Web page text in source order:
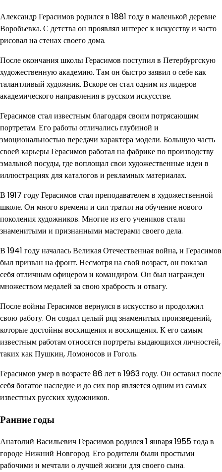
Александр Герасимов родился в 1881 году в маленькой деревне
Воробьевка. С детства он проявлял интерес к искусству и часто
рисовал на стенах своего дома.
После окончания школы Герасимов поступил в Петербургскую
художественную академию. Там он быстро заявил о себе как
талантливый художник. Вскоре он стал одним из лидеров
академического направления в русском искусстве.
Герасимов стал известным благодаря своим потрясающим
портретам. Его работы отличались глубиной и
эмоциональностью передачи характера модели. Большую часть
своей карьеры Герасимов работал на фабрике по производству
эмальной посуды, где воплощал свои художественные идеи в
иллюстрациях для каталогов и рекламных материалах.
В 1917 году Герасимов стал преподавателем в художественной
школе. Он много времени и сил тратил на обучение нового
поколения художников. Многие из его учеников стали
знаменитыми и признанными мастерами своего дела.
В 1941 году началась Великая Отечественная война, и Герасимов
был призван на фронт. Несмотря на свой возраст, он показал
себя отличным офицером и командиром. Он был награжден
множеством медалей за свою храбрость и отвагу.
После войны Герасимов вернулся в искусство и продолжил
свою работу. Он создал целый ряд знаменитых произведений,
которые достойны восхищения и восхищения. К его самым
известным работам относятся портреты выдающихся личностей,
таких как Пушкин, Ломоносов и Гоголь.
Герасимов умер в возрасте 86 лет в 1963 году. Он оставил после
себя богатое наследие и до сих пор является одним из самых
известных русских художников.
Ранние годы
Анатолий Васильевич Герасимов родился 1 января 1955 года в
городе Нижний Новгород. Его родители были простыми
рабочими и мечтали о лучшей жизни для своего сына.